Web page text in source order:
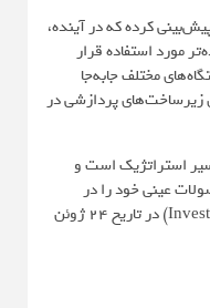
کرده که در آینده،
مورد استفاده قرار
مختلف جابه‌جا
زیرساخت‌های پردازشی در
استراتژیک است و
عینی خود را در
جریان رویداد روز سرمایه‌گذاران (Investor Day) در تاریخ ۲۴ ژوئن